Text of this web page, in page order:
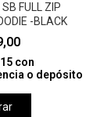
FULL ZIP
-BLACK
con
o depósito